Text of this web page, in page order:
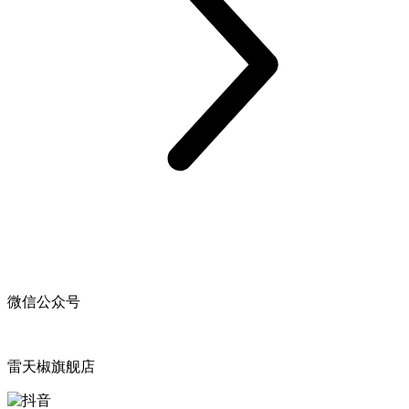
微信公众号
雷天椒旗舰店